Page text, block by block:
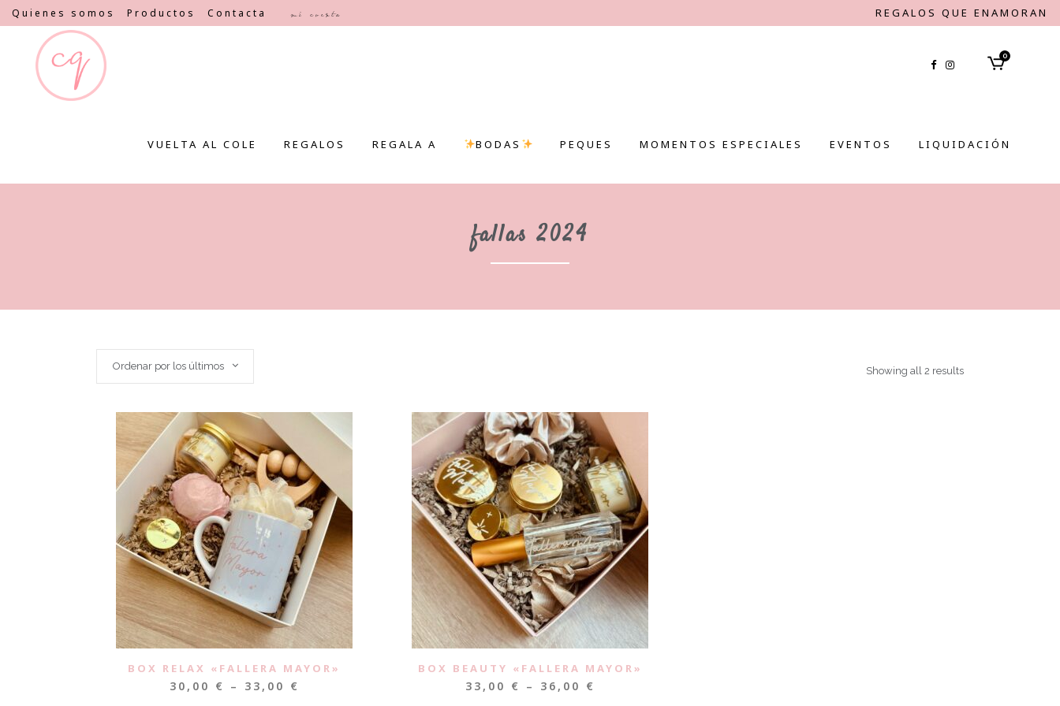
Quienes somos Productos Contacta Mi cuenta REGALOS QUE ENAMORAN
0
VUELTA AL COLE REGALOS REGALA A BODAS PEQUES MOMENTOS ESPECIALES EVENTOS LIQUIDACIÓN
fallas 2024
Showing all 2 results
Ordenar por los últimos
BOX RELAX «FALLERA MAYOR»
30,00 € – 33,00 €
BOX BEAUTY «FALLERA MAYOR»
33,00 € – 36,00 €